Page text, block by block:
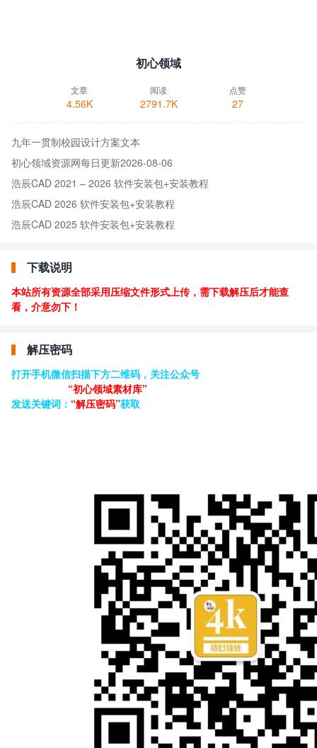
初心领域
文章
4.56K
阅读
2791.7K
点赞
27
九年一贯制校园设计方案文本
初心领域资源网每日更新2026-08-06
浩辰CAD 2021 – 2026 软件安装包+安装教程
浩辰CAD 2026 软件安装包+安装教程
浩辰CAD 2025 软件安装包+安装教程
下载说明
本站所有资源全部采用压缩文件形式上传，需下载解压后才能查
看，介意勿下！
解压密码
打开手机微信扫描下方二维码，关注公众号
“初心领域素材库”
发送关键词： “解压密码”获取